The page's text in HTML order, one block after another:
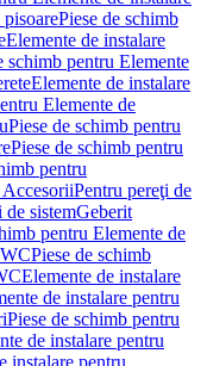
Piese de schimb
Elemente de instalare
schimb pentru Elemente
Elemente de instalare
Elemente de
Piese de schimb pentru
Piese de schimb pentru
pentru
AccesoriiPentru pereţi de
de sistemGeberit
pentru Elemente de
Piese de schimb
Elemente de instalare
de instalare pentru
Piese de schimb pentru
de instalare pentru
instalare pentru